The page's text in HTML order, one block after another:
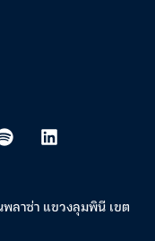
ลาซ่า แขวงลุมพินี เขต